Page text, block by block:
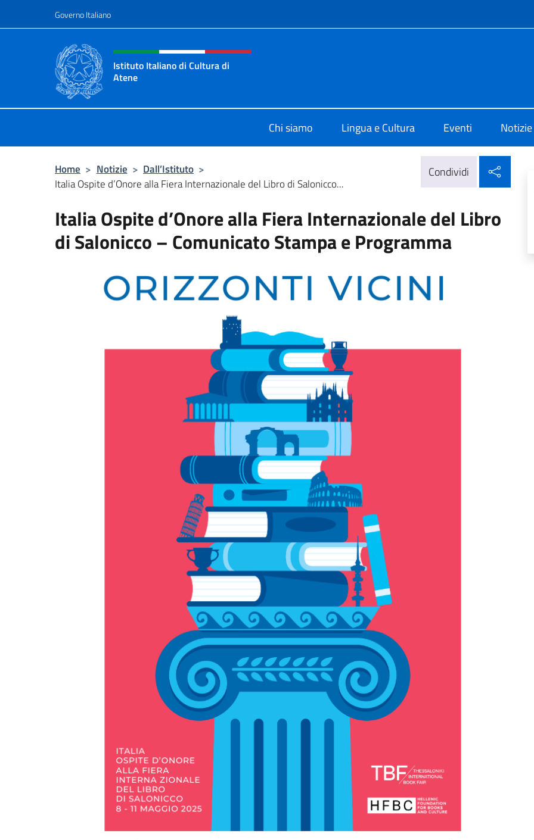
Governo Italiano
Intestazione sito, social e menù
Istituto Italiano di Cultura di
Atene
Chi siamo Lingua e Cultura Eventi Notizie
Home > Notizie > Dall’Istituto >
Italia Ospite d’Onore alla Fiera Internazionale del Libro di Salonicco...
Condividi
Italia Ospite d’Onore alla Fiera Internazionale del Libro
di Salonicco – Comunicato Stampa e Programma